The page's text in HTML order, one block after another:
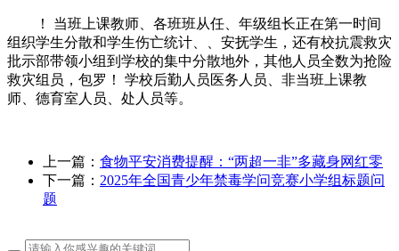
！ 当班上课教师、各班班从任、年级组长正在第一时间
组织学生分散和学生伤亡统计、、安抚学生，还有校抗震救灾
批示部带领小组到学校的集中分散地外，其他人员全数为抢险
救灾组员，包罗！ 学校后勤人员医务人员、非当班上课教
师、德育室人员、处人员等。
上一篇： 食物平安消费提醒：“两超一非”多藏身网红零
下一篇： 2025年全国青少年禁毒学问竞赛小学组标题问
题